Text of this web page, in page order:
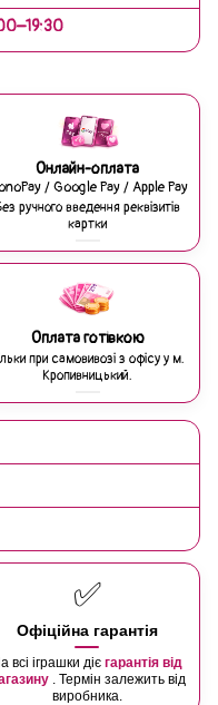
Онлайн-оплата
/ Google Pay / Apple Pay
ручного введення реквізитів
картки
Оплата готівкою
при самовивозі з офісу у м.
Кропивницький.
✅
Офіційна гарантія
всі іграшки діє гарантія від
. Термін залежить від
виробника.